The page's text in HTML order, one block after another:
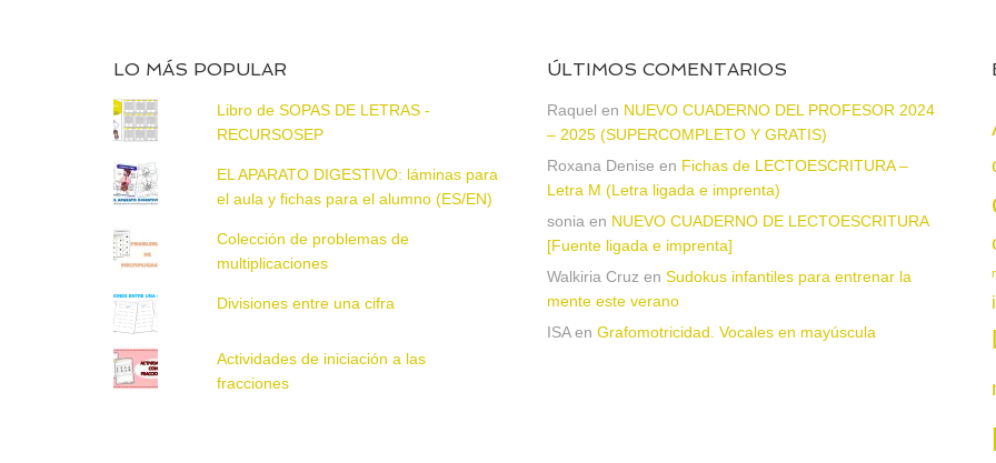
LO MÁS POPULAR
Libro de SOPAS DE LETRAS -
RECURSOSEP
EL APARATO DIGESTIVO: láminas para
el aula y fichas para el alumno (ES/EN)
Colección de problemas de
multiplicaciones
Divisiones entre una cifra
Actividades de iniciación a las
fracciones
ÚLTIMOS COMENTARIOS
Raquel en NUEVO CUADERNO DEL PROFESOR 2024
– 2025 (SUPERCOMPLETO Y GRATIS)
Roxana Denise en Fichas de LECTOESCRITURA –
Letra M (Letra ligada e imprenta)
sonia en NUEVO CUADERNO DE LECTOESCRITURA
[Fuente ligada e imprenta]
Walkiria Cruz en Sudokus infantiles para entrenar la
mente este verano
ISAen Grafomotricidad. Vocales en mayúscula